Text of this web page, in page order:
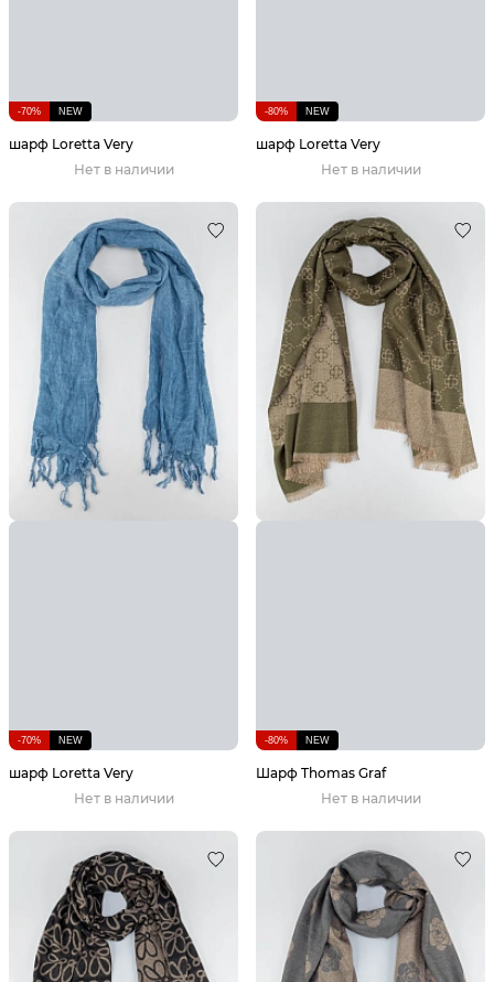
-70% NEW
шарф Loretta Very
Нет в наличии
-80% NEW
шарф Loretta Very
Нет в наличии
-70% NEW
шарф Loretta Very
Нет в наличии
-80% NEW
Шарф Thomas Graf
Нет в наличии